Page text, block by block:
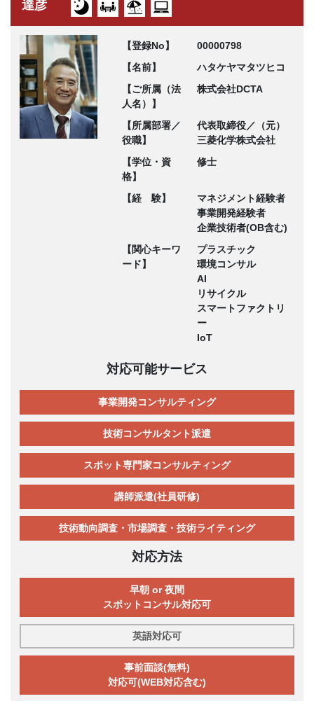
達彦
【登録No】
00000798
【名前】
ハタケヤマタツヒコ
【ご所属（法
人名）】
株式会社DCTA
【所属部署／
役職】
代表取締役／（元）
三菱化学株式会社
【学位・資
格】
修士
【経 験】
マネジメント経験者
事業開発経験者
企業技術者(OB含む)
【関心キーワ
ード】
プラスチック
環境コンサル
AI
リサイクル
スマートファクトリ
ー
IoT
対応可能サービス
事業開発コンサルティング
技術コンサルタント派遣
スポット専門家コンサルティング
講師派遣(社員研修)
技術動向調査・市場調査・技術ライティング
対応方法
早朝 or 夜間
スポットコンサル対応可
英語対応可
事前面談(無料)
対応可(WEB対応含む)